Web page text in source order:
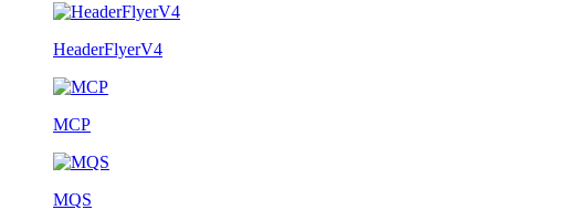
HeaderFlyerV4
MCP
MQS